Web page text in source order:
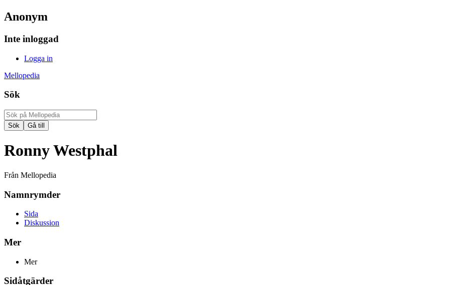
Anonym
Inte inloggad
Logga in
Mellopedia
Sök
Ronny Westphal
Från Mellopedia
Namnrymder
Sida
Diskussion
Mer
Mer
Sidåtgärder